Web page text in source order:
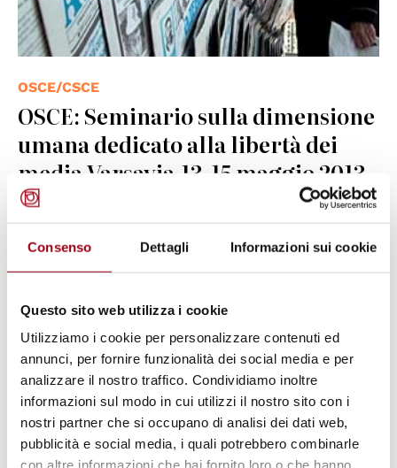
Consenso Dettagli Informazioni sui cookie
Questo sito web utilizza i cookie
Utilizziamo i cookie per personalizzare contenuti ed
annunci, per fornire funzionalità dei social media e per
analizzare il nostro traffico. Condividiamo inoltre
informazioni sul modo in cui utilizzi il nostro sito con i
nostri partner che si occupano di analisi dei dati web,
pubblicità e social media, i quali potrebbero combinarle
con altre informazioni che hai fornito loro o che hanno
OSCE/CSCE
OSCE: Seminario sulla dimensione
umana dedicato alla libertà dei
media,Varsavia,13-15 maggio 2013
26.04.2013